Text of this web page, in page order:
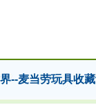
界--麦当劳玩具收